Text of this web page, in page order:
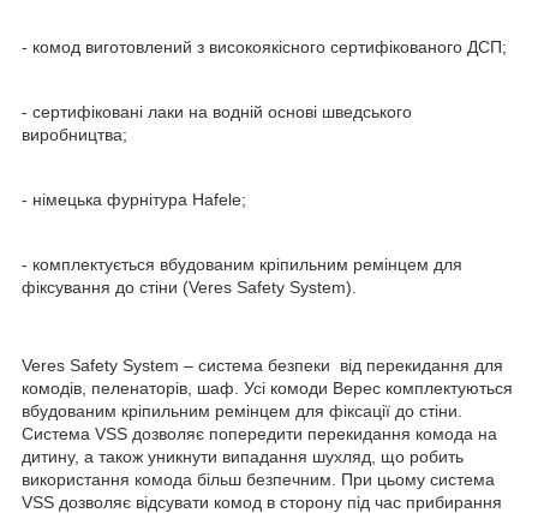
- комод виготовлений з високоякісного сертифікованого ДСП;
- сертифіковані лаки на водній основі шведського
виробництва;
- німецька фурнітура Hafele;
- комплектується вбудованим кріпильним ремінцем для
фіксування до стіни (Veres Safety System).
Veres Safety System – система безпеки від перекидання для
комодів, пеленаторів, шаф. Усі комоди Верес комплектуються
вбудованим кріпильним ремінцем для фіксації до стіни.
Система VSS дозволяє попередити перекидання комода на
дитину, а також уникнути випадання шухляд, що робить
використання комода більш безпечним. При цьому система
VSS дозволяє відсувати комод в сторону під час прибирання